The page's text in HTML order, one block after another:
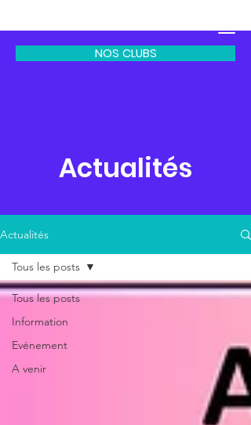
NOS CLUBS
CODEP EPGV 77
Actualités
Actualités
Tous les posts
Information
Evénement
A venir
Tous les posts